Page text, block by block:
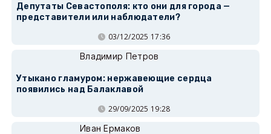
Депутаты Севастополя: кто они для города —
представители или наблюдатели?
03/12/2025 17:36
Владимир Петров
Утыкано гламуром: нержавеющие сердца
появились над Балаклавой
29/09/2025 19:28
Иван Ермаков